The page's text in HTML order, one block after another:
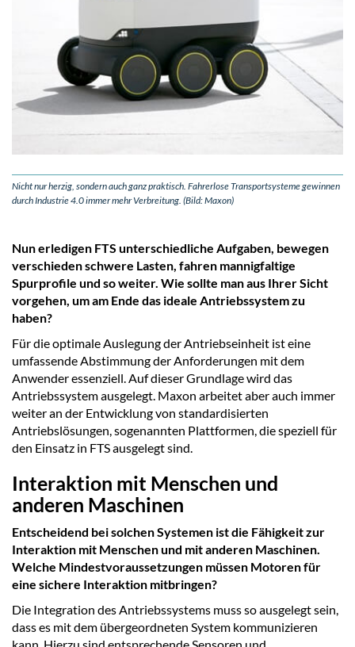
Nicht nur herzig, sondern auch ganz praktisch. Fahrerlose Transportsysteme gewinnen
durch Industrie 4.0 immer mehr Verbreitung. (Bild: Maxon)
Nun erledigen FTS unterschiedliche Aufgaben, bewegen
verschieden schwere Lasten, fahren mannigfaltige
Spurprofile und so weiter. Wie sollte man aus Ihrer Sicht
vorgehen, um am Ende das ideale Antriebssystem zu
haben?
Für die optimale Auslegung der Antriebseinheit ist eine
umfassende Abstimmung der Anforderungen mit dem
Anwender essenziell. Auf dieser Grundlage wird das
Antriebssystem ausgelegt. Maxon arbeitet aber auch immer
weiter an der Entwicklung von standardisierten
Antriebslösungen, sogenannten Plattformen, die speziell für
den Einsatz in FTS ausgelegt sind.
Interaktion mit Menschen und
anderen Maschinen
Entscheidend bei solchen Systemen ist die Fähigkeit zur
Interaktion mit Menschen und mit anderen Maschinen.
Welche Mindestvoraussetzungen müssen Motoren für
eine sichere Interaktion mitbringen?
Die Integration des Antriebssystems muss so ausgelegt sein,
dass es mit dem übergeordneten System kommunizieren